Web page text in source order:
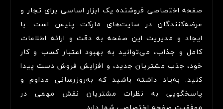
صفحه اختصاصی فروشنده یک ابزار اساسی برای تجار و
عرضه‌کنندگان در سایت‌های مارکت پلیس است. با
ایجاد و مدیریت این صفحه به دقت و ارائه اطلاعات
کامل و جذاب، می‌توانید به بهبود اعتبار کسب و کار
خود، جذب مشتریان جدید، و افزایش فروش دست پیدا
کنید. به‌یاد داشته باشید که به‌روزرسانی مداوم و
پاسخگویی به نظرات مشتریان نقش مهمی در